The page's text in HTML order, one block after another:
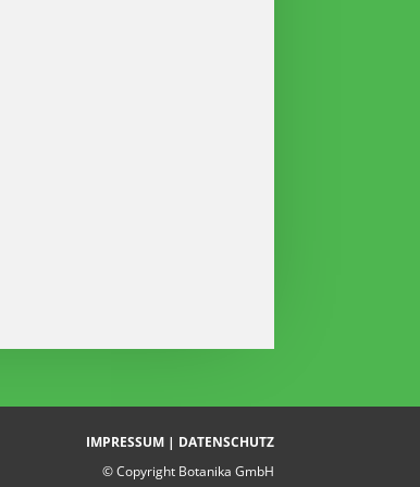
IMPRESSUM| DATENSCHUTZ
© Copyright Botanika GmbH